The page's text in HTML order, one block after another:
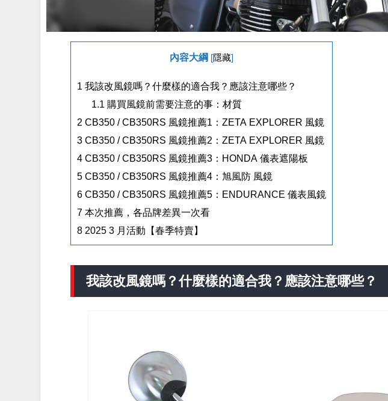
內容大綱 隱藏
1 我該改風鏡嗎？什麼樣的適合我？應該注意哪些？
1.1 購買風鏡前需要注意的事：材質
2 CB350 / CB350RS 風鏡推薦1：ZETA EXPLORER 風鏡
3 CB350 / CB350RS 風鏡推薦2：ZETA EXPLORER 風鏡
4 CB350 / CB350RS 風鏡推薦3：HONDA 儀表遮陽板
5 CB350 / CB350RS 風鏡推薦4：旭風防 風鏡
6 CB350 / CB350RS 風鏡推薦5：ENDURANCE 儀表風鏡
7 本次推薦，各品牌差異一次看
8 2025 3 月活動【春季特賣】
我該改風鏡嗎？什麼樣的適合我？應該注意哪些？